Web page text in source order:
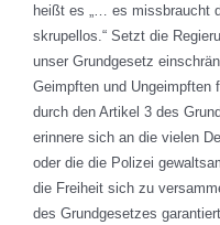
heißt es „… es missbraucht
skrupellos.“ Setzt die
unser Grundgesetz
Geimpften und Ungeimpften
durch den Artikel 3 des
erinnere sich an die vielen
oder die die Polizei
die Freiheit sich zu
des Grundgesetzes